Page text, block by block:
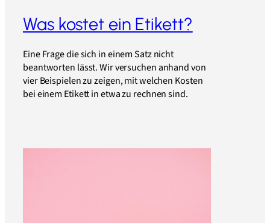
Was kostet ein Etikett?
Eine Frage die sich in einem Satz nicht
beantworten lässt. Wir versuchen anhand von
vier Beispielen zu zeigen, mit welchen Kosten
bei einem Etikett in etwa zu rechnen sind.